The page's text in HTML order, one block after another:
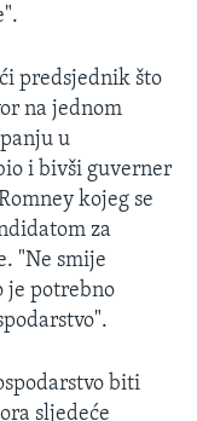
predsjednik što
na jednom
u
i bivši guverner
kojeg se
za
"Ne smije
je potrebno
biti
sljedeće